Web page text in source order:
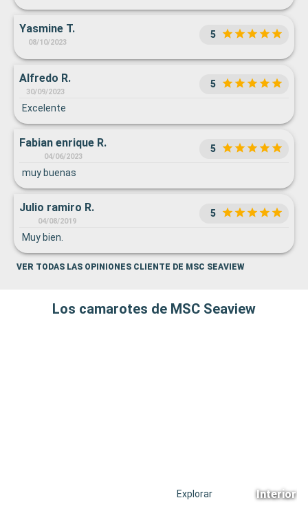
Yasmine T.
08/10/2023
5
Alfredo R.
30/09/2023
5
Excelente
Fabian enrique R.
04/06/2023
5
muy buenas
Julio ramiro R.
04/08/2019
5
Muy bien.
VER TODAS LAS OPINIONES CLIENTE DE MSC SEAVIEW
Los camarotes de MSC Seaview
Explorar Interior